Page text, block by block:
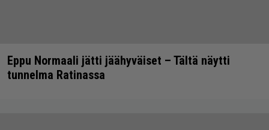
Eppu Normaali jätti jäähyväiset – Tältä näytti
tunnelma Ratinassa